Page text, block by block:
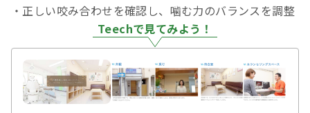
・正しい咬み合わせを確認し、噛む力のバランスを調整
Teechで見てみよう！